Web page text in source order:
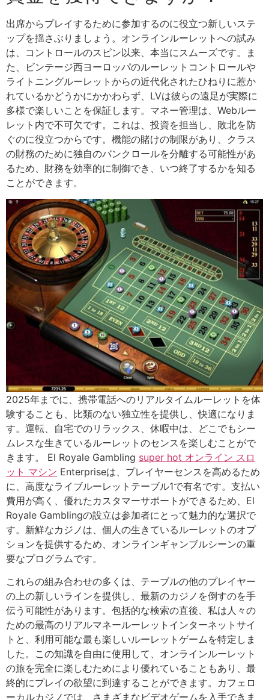
出席からプレイするために参加するのに役立つ新しいステ
ップを揺さぶりましょう。オンラインルーレットへの試み
は、コントロールのスピン以来、本当にスムーズです。ま
た、ビンテージ西ヨーロッパのルーレットコントロールや
ライトニングルーレットからの近代化されたひねりに惹か
れているかどうかにかかわらず、LVは彼らの遠足が実際に
多様で楽しいことを保証します。マネー管理は、Webルー
レット内で不可欠です。これは、投資を担当し、敗北を防
ぐのに役立つからです。機能の賭けの制限があり、クラス
の財務のために独自のバンクロールを分離する可能性があ
るため、財務を効率的に制御でき、いつ終了するかを知る
ことができます。
2025年までに、携帯電話へのリアルタイムルーレットを体
験することも、比類のない独立性を提供し、快適になりま
す。運転、自宅でのリラックス、休暇中は、どこでもシー
ムレスな生きているルーレットのセンスを楽しむことがで
きます。 El Royale Gambling super hot オンライン スロ
ット マシン Enterpriseは、プレイヤーセンスを高めるため
に、高度なライブルーレットテーブル1で有名です。支払い
費用が高く、優れたカスタマーサポートができるため、El
Royale Gamblingの設立は参加者にとって魅力的な選択で
す。新鮮なカジノは、個人の生きているルーレットのオプ
ションを提供するため、オンラインギャンブルシーンの重
要なプログラムです。
これらの組み合わせの多くは、テーブルの他のプレイヤー
の上の新しいラインを提供し、最新のカジノを倒すのを手
伝う可能性があります。包括的な検索の直後、私は人々の
ための最高のリアルマネールーレットインターネットサイ
トと、利用可能な最も楽しいルーレットゲームを特定しま
した。この知識を自由に使用して、オンラインルーレット
の旅を完全に楽しむためにより優れていることもあり、最
終的にプレイの欲望に到達することができます。カフェロ
ーカルカジノでは、さまざまなビデオゲームを入手できま